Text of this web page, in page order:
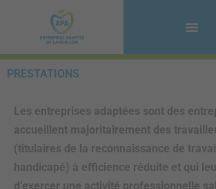
PRESTATIONS
Les entreprises adaptées sont des
accueillent majoritairement des
(titulaires de la reconnaissance de
handicapé) à efficience réduite et qui
d’exercer une activité professionnelle